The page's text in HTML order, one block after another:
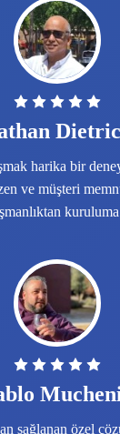
harika bir
ve müşteri
sağlanan özel